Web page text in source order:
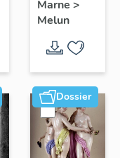
Marne >
Melun
Dossier